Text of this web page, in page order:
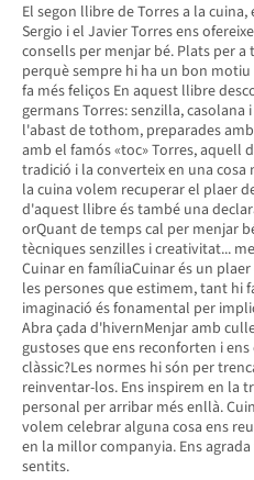
El segon llibre de Torres a la
Sergio i el Javier Torres ens
consells per menjar bé. Plats per
perquè sempre hi ha un bon
fa més feliços En aquest llibre
germans Torres: senzilla,
l'abast de tothom, preparades
amb el famós «toc» Torres,
tradició i la converteix en una cosa
la cuina volem recuperar el plaer
d'aquest llibre és també una
orQuant de temps cal per menjar
tècniques senzilles i creativitat...
Cuinar en famíliaCuinar és un
les persones que estimem, tant hi
imaginació és fonamental per
Abra çada d'hivernMenjar amb
gustoses que ens reconforten i
clàssic?Les normes hi són per
reinventar-los. Ens inspirem en la
personal per arribar més enllà.
volem celebrar alguna cosa ens
en la millor companyia. Ens
sentits.